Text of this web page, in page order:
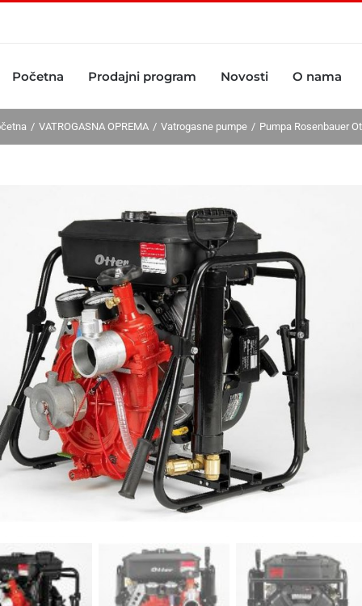
Početna Prodajni program Novosti O nama
VATROGASNA OPREMA Vatrogasne pumpe Pumpa Rosenbauer